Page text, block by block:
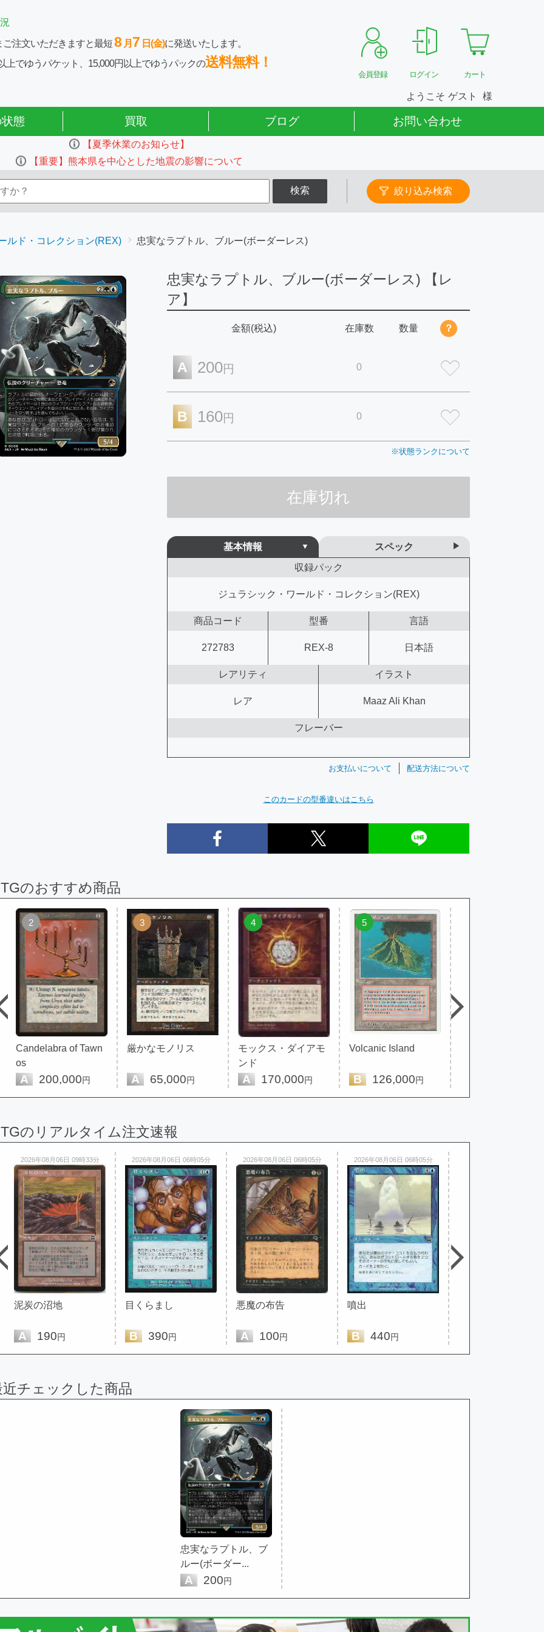
ご注文いただきますと最短8 月 7 日(金)に発送いたします。
上でゆうパケット、15,000円以上でゆうパックの送料無料！
会員登録 ログイン カート
ようこそ ゲスト
態 買取 ブログ お問い合わせ
【夏季休業のお知らせ】
【重要】熊本県を中心とした地震の影響について
検索 絞り込み検索
ルド・コレクション(REX) 忠実なラプトル、ブルー(ボーダーレス)
忠実なラプトル、ブルー(ボーダーレス) 【レ
ア】
金額(税込) 在庫数 数量 ？
A 200円 0
B 160円 0
※状態ランクについて
在庫切れ
基本情報
スペック
収録パック
ジュラシック・ワールド・コレクション(REX)
商品コード 型番 言語
272783 REX-8 日本語
レアリティ イラスト
レア Maaz Ali Khan
フレーバー
お支払いについて 配送方法について
このカードの型番違いはこちら
のおすすめ商品
2
Candelabra of Tawn
os
A 200,000円
3
厳かなモノリス
A 65,000円
4
モックス・ダイアモ
ンド
A 170,000円
5
Volcanic Island
B 126,000円
のリアルタイム注文速報
2026年08月06日 09時33分
泥炭の沼地
A 190円
2026年08月06日 06時05分
目くらまし
B 390円
2026年08月06日 06時05分
悪魔の布告
A 100円
2026年08月06日 06時05分
噴出
B 440円
近チェックした商品
忠実なラプトル、ブ
ルー(ボーダー...
A 200円